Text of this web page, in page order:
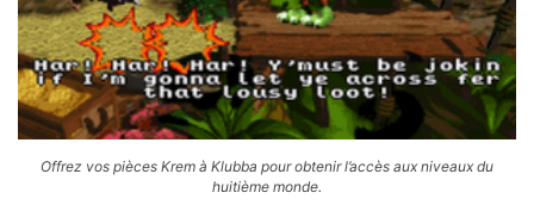
Offrez vos pièces Krem à Klubba pour obtenir l’accès aux niveaux du
huitième monde.